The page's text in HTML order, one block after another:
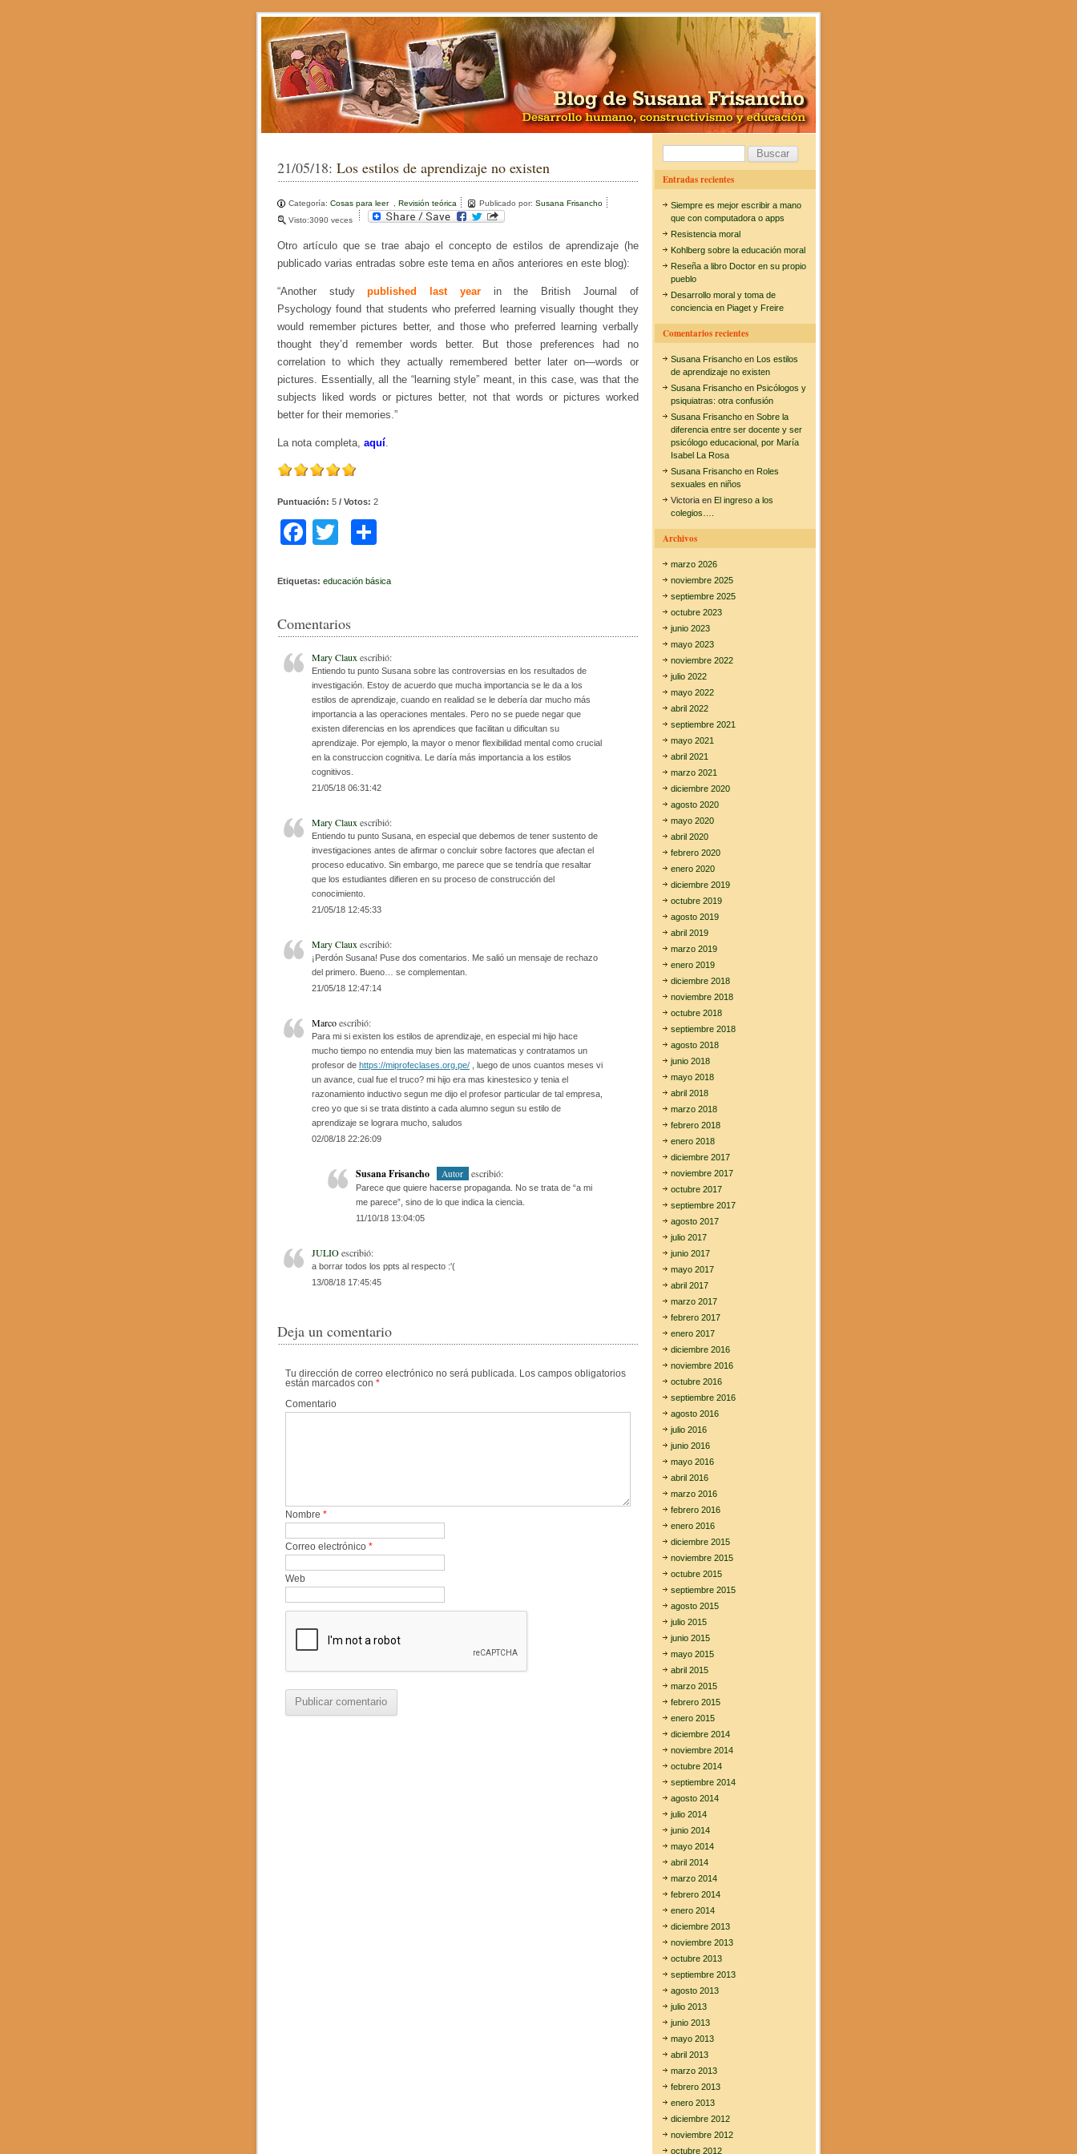
21/05/18: Los estilos de aprendizaje no existen
Categoría: Cosas para leer Revisión teórica Publicado por: Susana Frisancho
Visto:3090 veces
Otro artículo que se trae abajo el concepto de estilos de aprendizaje (he
publicado varias entradas sobre este tema en años anteriores en este blog):
“Another studypublished last year
in the British Journal of
Psychology found that students who preferred learning visually thought they
would remember pictures better, and those who preferred learning verbally
thought they’d remember words better. But those preferences had no
correlation to which they actually remembered better later on—words or
pictures. Essentially, all the “learning style” meant, in this case, was that the
subjects liked words or pictures better, not that words or pictures worked
better for their memories.”
La nota completa, aquí.
Puntuación: 5 / Votos: 2
F
c
b
o
o
k
tt
m
ar
tir
Etiquetas: educación básica
Comentarios
Mary Clauxescribió:
Entiendo tu punto Susana sobre las controversias en los resultados de
investigación. Estoy de acuerdo que mucha importancia se le da a los
estilos de aprendizaje, cuando en realidad se le debería dar mucho más
importancia a las operaciones mentales. Pero no se puede negar que
existen diferencias en los aprendices que facilitan u dificultan su
aprendizaje. Por ejemplo, la mayor o menor flexibilidad mental como crucial
en la construccion cognitiva. Le daría más importancia a los estilos
cognitivos.
21/05/18 06:31:42
Mary Clauxescribió:
Entiendo tu punto Susana, en especial que debemos de tener sustento de
investigaciones antes de afirmar o concluir sobre factores que afectan el
proceso educativo. Sin embargo, me parece que se tendría que resaltar
que los estudiantes difieren en su proceso de construcción del
conocimiento.
21/05/18 12:45:33
Mary Clauxescribió:
¡Perdón Susana! Puse dos comentarios. Me salió un mensaje de rechazo
del primero. Bueno… se complementan.
21/05/18 12:47:14
Marcoescribió:
Para mi si existen los estilos de aprendizaje, en especial mi hijo hace
mucho tiempo no entendia muy bien las matematicas y contratamos un
profesor de https://miprofeclases.org.pe/ , luego de unos cuantos meses vi
un avance, cual fue el truco? mi hijo era mas kinestesico y tenia el
razonamiento inductivo segun me dijo el profesor particular de tal empresa,
creo yo que si se trata distinto a cada alumno segun su estilo de
aprendizaje se lograra mucho, saludos
02/08/18 22:26:09
Susana Frisancho Autor escribió:
Parece que quiere hacerse propaganda. No se trata de “a mi
me parece”, sino de lo que indica la ciencia.
11/10/18 13:04:05
JULIOescribió:
a borrar todos los ppts al respecto :'(
13/08/18 17:45:45
Deja un comentario
Tu dirección de correo electrónico no será publicada. Los campos obligatorios
están marcados con *
Comentario
Nombre *
Correo electrónico *
Web
u
a
Entradas recientes
Siempre es mejor escribir a mano
que con computadora o apps
Resistencia moral
Kohlberg sobre la educación moral
Reseña a libro Doctor en su propio
pueblo
Desarrollo moral y toma de
conciencia en Piaget y Freire
Comentarios recientes
Susana Frisanchoen Los estilos
de aprendizaje no existen
Susana Frisanchoen Psicólogos y
psiquiatras: otra confusión
Susana Frisanchoen Sobre la
diferencia entre ser docente y ser
psicólogo educacional, por María
Isabel La Rosa
Susana Frisanchoen Roles
sexuales en niños
Victoriaen El ingreso a los
colegios….
Archivos
marzo 2026
noviembre 2025
septiembre 2025
octubre 2023
junio 2023
mayo 2023
noviembre 2022
julio 2022
mayo 2022
abril 2022
septiembre 2021
mayo 2021
abril 2021
marzo 2021
diciembre 2020
agosto 2020
mayo 2020
abril 2020
febrero 2020
enero 2020
diciembre 2019
octubre 2019
agosto 2019
abril 2019
marzo 2019
enero 2019
diciembre 2018
noviembre 2018
octubre 2018
septiembre 2018
agosto 2018
junio 2018
mayo 2018
abril 2018
marzo 2018
febrero 2018
enero 2018
diciembre 2017
noviembre 2017
octubre 2017
septiembre 2017
agosto 2017
julio 2017
junio 2017
mayo 2017
abril 2017
marzo 2017
febrero 2017
enero 2017
diciembre 2016
noviembre 2016
octubre 2016
septiembre 2016
agosto 2016
julio 2016
junio 2016
mayo 2016
abril 2016
marzo 2016
febrero 2016
enero 2016
diciembre 2015
noviembre 2015
octubre 2015
septiembre 2015
agosto 2015
julio 2015
junio 2015
mayo 2015
abril 2015
marzo 2015
febrero 2015
enero 2015
diciembre 2014
noviembre 2014
octubre 2014
septiembre 2014
agosto 2014
julio 2014
junio 2014
mayo 2014
abril 2014
marzo 2014
febrero 2014
enero 2014
diciembre 2013
noviembre 2013
octubre 2013
septiembre 2013
agosto 2013
julio 2013
junio 2013
mayo 2013
abril 2013
marzo 2013
febrero 2013
enero 2013
diciembre 2012
noviembre 2012
octubre 2012